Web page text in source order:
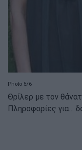
Photo 6/6
Θρίλερ με τον
Πληροφορίες για…